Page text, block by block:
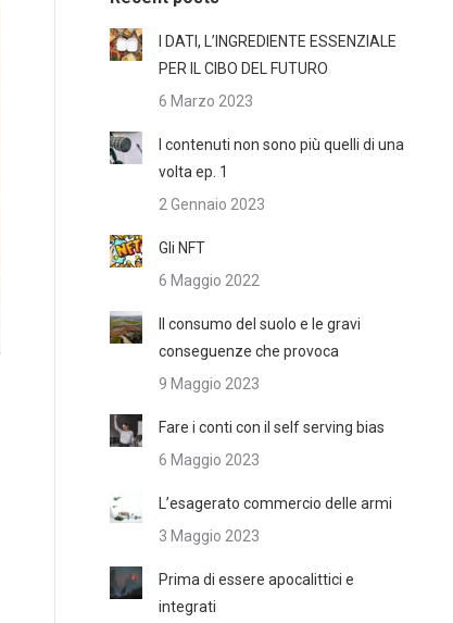
I DATI, L’INGREDIENTE ESSENZIALE
PER IL CIBO DEL FUTURO
6 Marzo 2023
I contenuti non sono più quelli di una
volta ep. 1
2 Gennaio 2023
Gli NFT
6 Maggio 2022
Il consumo del suolo e le gravi
conseguenze che provoca
9 Maggio 2023
Fare i conti con il self serving bias
6 Maggio 2023
L’esagerato commercio delle armi
3 Maggio 2023
Prima di essere apocalittici e
integrati